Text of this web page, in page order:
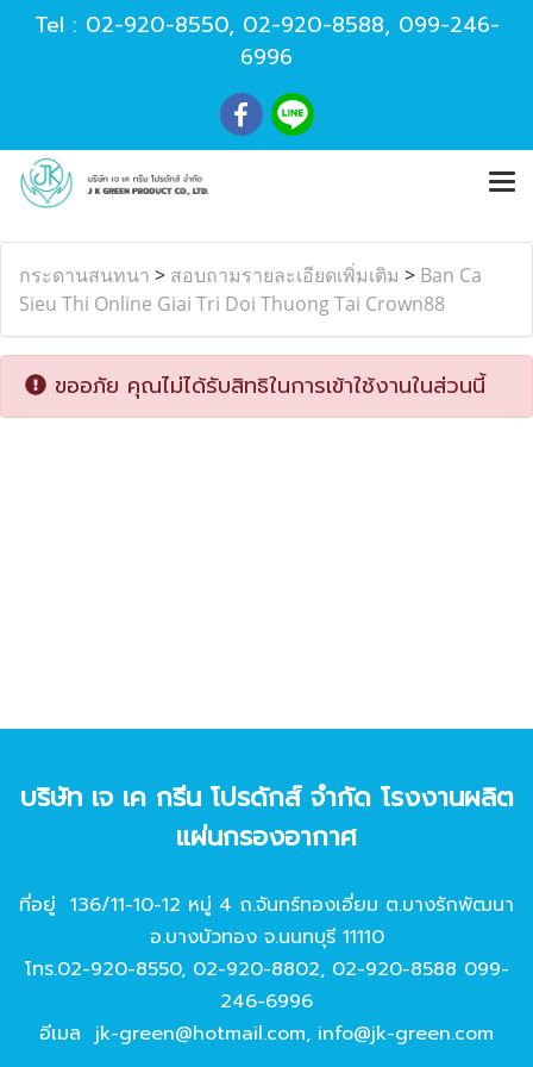
Tel : 02-920-8550, 02-920-8588, 099-246-
6996
กระดานสนทนา > สอบถามรายละเอียดเพิ่มเติม > Ban Ca
Sieu Thi Online Giai Tri Doi Thuong Tai Crown88
ขออภัย คุณไม่ได้รับสิทธิในการเข้าใช้งานในส่วนนี้
บริษัท เจ เค กรีน โปรดักส์ จํากัด โรงงานผลิต
แผ่นกรองอากาศ
ที่อยู่ 136/11-10-12 หมู่ 4 ถ.จันทร์ทองเอี่ยม ต.บางรักพัฒนา
อ.บางบัวทอง จ.นนทบุรี 11110
โทร.02-920-8550, 02-920-8802, 02-920-8588 099-
246-6996
อีเมล jk-green@hotmail.com, info@jk-green.com